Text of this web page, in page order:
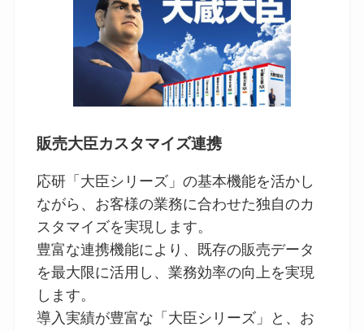
販売大臣カスタマイズ連携
応研「大臣シリーズ」の基本機能を活かし
ながら、お客様の業務に合わせた独自のカ
スタマイズを実現します。
豊富な連携機能により、既存の販売データ
を最大限に活用し、業務効率の向上を実現
します。
導入実績が豊富な「大臣シリーズ」と、お